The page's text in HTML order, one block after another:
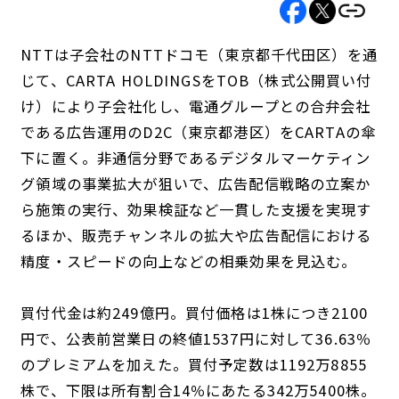
NTTは子会社のNTTドコモ（東京都千代田区）を通
じて、CARTA HOLDINGSをTOB（株式公開買い付
け）により子会社化し、電通グループとの合弁会社
である広告運用のD2C（東京都港区）をCARTAの傘
下に置く。非通信分野であるデジタルマーケティン
グ領域の事業拡大が狙いで、広告配信戦略の立案か
ら施策の実行、効果検証など一貫した支援を実現す
るほか、販売チャンネルの拡大や広告配信における
精度・スピードの向上などの相乗効果を見込む。
買付代金は約249億円。買付価格は1株につき2100
円で、公表前営業日の終値1537円に対して36.63％
のプレミアムを加えた。買付予定数は1192万8855
株で、下限は所有割合14％にあたる342万5400株。